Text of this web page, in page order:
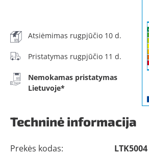
Atsiėmimas rugpjūčio 10 d.
Pristatymas rugpjūčio 11 d.
Nemokamas pristatymas
Lietuvoje*
Techninė informacija
Prekės kodas:
LTK5004